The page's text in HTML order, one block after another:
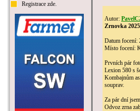
Registrace zde.
Autor:
Zrnovka
Datum focení:
Místo focení:
Prvních pár
Lexion 580 s
Kombajnům
souprav.
Za pár dní
Odvoz zrna